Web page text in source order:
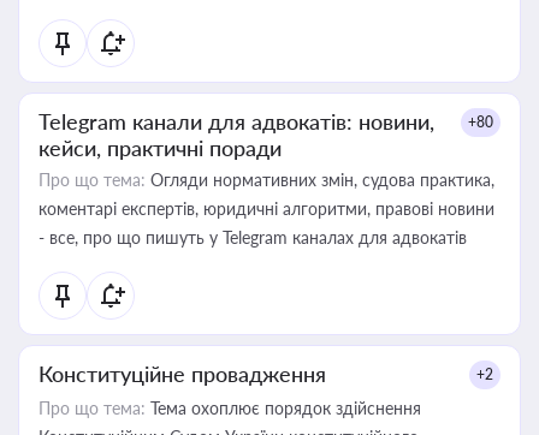
Telegram канали для адвокатів: новини,
кейси, практичні поради
+80
Про що тема: Огляди нормативних змін, судова практика,
коментарі експертів, юридичні алгоритми, правові новини
- все, про що пишуть у Telegram каналах для адвокатів
Конституційне провадження +2
Про що тема: Тема охоплює порядок здійснення